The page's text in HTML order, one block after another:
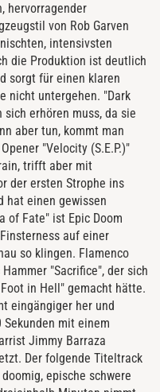
hervorragender
von Rob Garven
intensivsten
die Produktion ist deutlich
sorgt für einen klaren
nicht untergehen. "Dark
erhören muss, da sie
aber tun, kommt man
"Velocity (S.E.P.)"
trifft aber mit
der ersten Strophe ins
hat einen gewissen
of Fate" ist Epic Doom
auf einer
so klingen. Flamenco
"Sacrifice", der sich
in Hell" gemacht hätte.
eingängiger her und
mit einem
Jimmy Barraza
Der folgende Titeltrack
epische schwere